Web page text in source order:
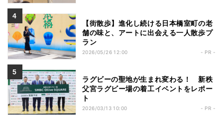
【街散歩】進化し続ける日本橋室町の老
舗の味と、アートに出会える一人散歩プ
ラン
2026/05/26 12:00 - PR -
ラグビーの聖地が生まれ変わる！ 新秩
父宮ラグビー場の着工イベントをレポー
ト
2026/03/13 10:00 - PR -